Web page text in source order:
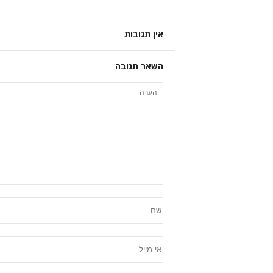
אין תגובות
השאר תגובה